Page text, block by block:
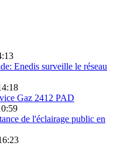
Enedis surveille le réseau
Gaz 2412 PAD
de l'éclairage public en